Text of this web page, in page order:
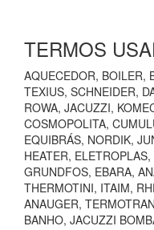
TERMOS
AQUECEDOR, BOILER,
TEXIUS, SCHNEIDER,
ROWA, JACUZZI,
COSMOPOLITA,
EQUIBRÁS, NORDIK,
HEATER,
GRUNDFOS, EBARA,
THERMOTINI, ITAIM,
ANAUGER,
BANHO, JACUZZI